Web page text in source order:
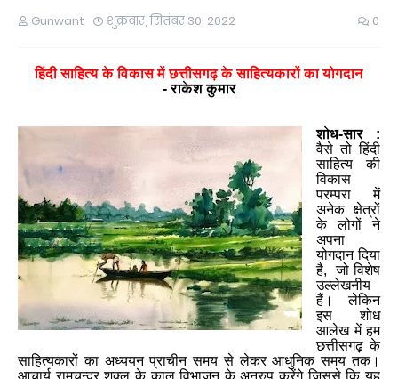
Gunwant शुक्रवार, सितंबर 30, 2022 0
हिंदी साहित्य के विकास में छत्तीसगढ़ के साहित्यकारों का योगदान
-राकेश कुमार
शोध-सार :
वैसे तो हिंदी
साहित्य की
विकास
परम्परा
में
अनेक क्षेत्रों
के लोगों ने
अपना
योगदान दिया
है, जो विशेष
उल्लेखनीय
हैं। लेकिन
इस शोध
आलेख में हम
छत्तीसगढ़ के
साहित्यकारों का अध्ययन प्राचीन समय सेलेकर आधुनिक समय तक।
आचार्य रामचन्द्र शुक्ल के काल विभाजन के अनुरुप करेंगे जिससे कि यह